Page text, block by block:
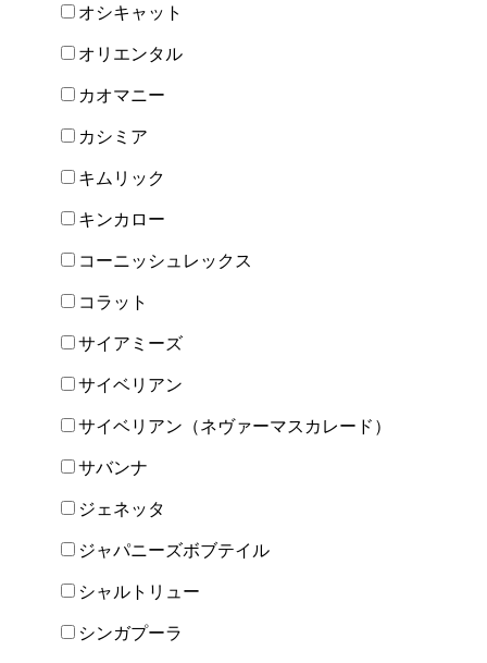
オシキャット
オリエンタル
カオマニー
カシミア
キムリック
キンカロー
コーニッシュレックス
コラット
サイアミーズ
サイベリアン
サイベリアン（ネヴァーマスカレード）
サバンナ
ジェネッタ
ジャパニーズボブテイル
シャルトリュー
シンガプーラ